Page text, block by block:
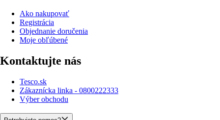
Ako nakupovať
Registrácia
Objednanie doručenia
Moje obľúbené
Kontaktujte nás
Tesco.sk
Zákaznícka linka - 0800222333
Výber obchodu